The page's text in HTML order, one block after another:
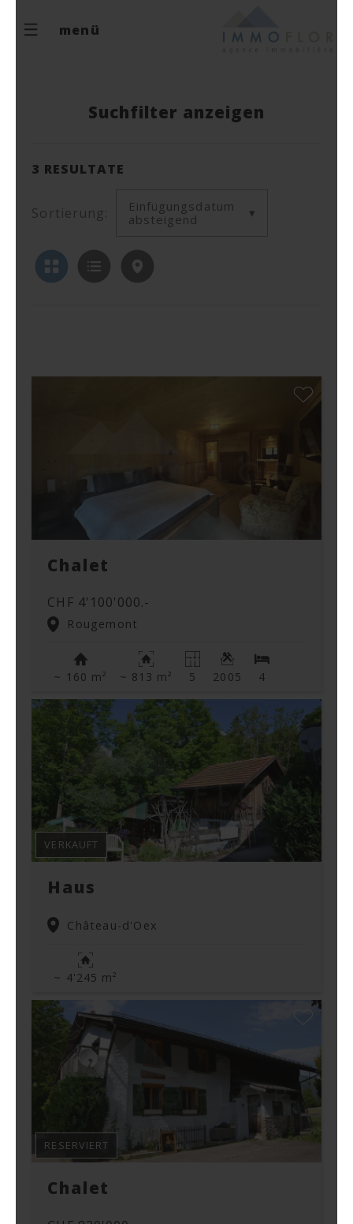
menü
Suchfilter anzeigen
3 RESULTATE
Sortierung:
Einfügungsdatum
absteigend
Chalet
CHF 4'100'000.-
Rougemont
~ 160 m² ~ 813 m² 5 2005 4
Haus
Château-d'Oex
VERKAUFT
~ 4'245 m²
Chalet
RESERVIERT